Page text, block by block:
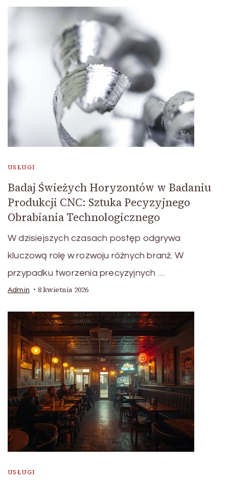
USŁUGI
Badaj Świeżych Horyzontów w Badaniu
Produkcji CNC: Sztuka Pecyzyjnego
Obrabiania Technologicznego
W dzisiejszych czasach postęp odgrywa
kluczową rolę w rozwoju różnych branż. W
przypadku tworzenia precyzyjnych …
Admin 8 kwietnia 2026
USŁUGI